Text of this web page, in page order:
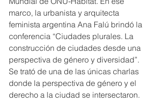
marco, la urbanista y arquitecta
feminista argentina Ana Falú brindó la
conferencia “Ciudades plurales. La
construcción de ciudades desde una
perspectiva de género y diversidad”.
Se trató de una de las únicas charlas
donde la perspectiva de género y el
derecho a la ciudad se intersectaron.